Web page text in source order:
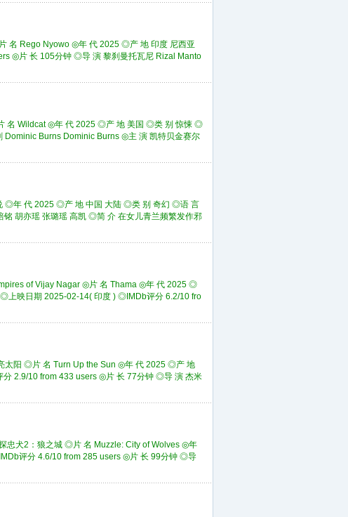
名 Rego Nyowo ◎年 代 2025 ◎产 地 印度 尼西亚
◎片 长 105分钟 ◎导 演 黎刹曼托瓦尼 Rizal Manto
名 Wildcat ◎年 代 2025 ◎产 地 美国 ◎类 别 惊悚 ◎
Burns Dominic Burns ◎主 演 凯特贝金赛尔
◎年 代 2025 ◎产 地 中国 大陆 ◎类 别 奇幻 ◎语 言
胡亦瑶 张璐瑶 高凯 ◎简 介 在女儿青兰频繁发作邪
of Vijay Nagar ◎片 名 Thama ◎年 代 2025 ◎
上映日期 2025-02-14( 印度 ) ◎IMDb评分 6.2/10 fro
太阳 ◎片 名 Turn Up the Sun ◎年 代 2025 ◎产 地
2.9/10 from 433 users ◎片 长 77分钟 ◎导 演 杰米
忠犬2：狼之城 ◎片 名 Muzzle: City of Wolves ◎年
评分 4.6/10 from 285 users ◎片 长 99分钟 ◎导